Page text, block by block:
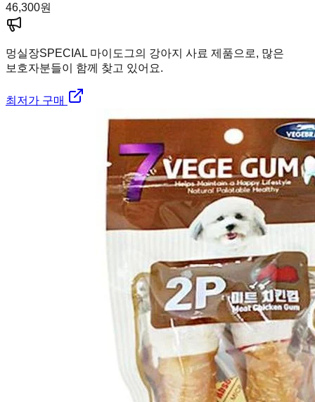
46,300원
멍실장SPECIAL 마이도그의 강아지 사료 제품으로, 많은
보호자분들이 함께 찾고 있어요.
최저가 구매